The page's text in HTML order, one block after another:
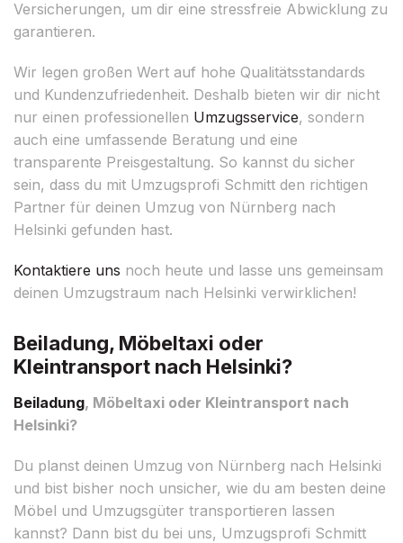
Versicherungen, um dir eine stressfreie Abwicklung zu
garantieren.
Wir legen großen Wert auf hohe Qualitätsstandards
und Kundenzufriedenheit. Deshalb bieten wir dir nicht
nur einen professionellen Umzugsservice, sondern
auch eine umfassende Beratung und eine
transparente Preisgestaltung. So kannst du sicher
sein, dass du mit Umzugsprofi Schmitt den richtigen
Partner für deinen Umzug von Nürnberg nach
Helsinki gefunden hast.
Kontaktiere uns noch heute und lasse uns gemeinsam
deinen Umzugstraum nach Helsinki verwirklichen!
Beiladung, Möbeltaxi oder
Kleintransport nach Helsinki?
Beiladung, Möbeltaxi oder Kleintransport nach
Helsinki?
Du planst deinen Umzug von Nürnberg nach Helsinki
und bist bisher noch unsicher, wie du am besten deine
Möbel und Umzugsgüter transportieren lassen
kannst? Dann bist du bei uns, Umzugsprofi Schmitt